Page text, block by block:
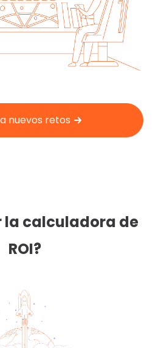
nuevos retos
la calculadora de
ROI?